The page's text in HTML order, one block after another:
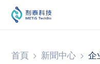
首頁 新聞中心 企